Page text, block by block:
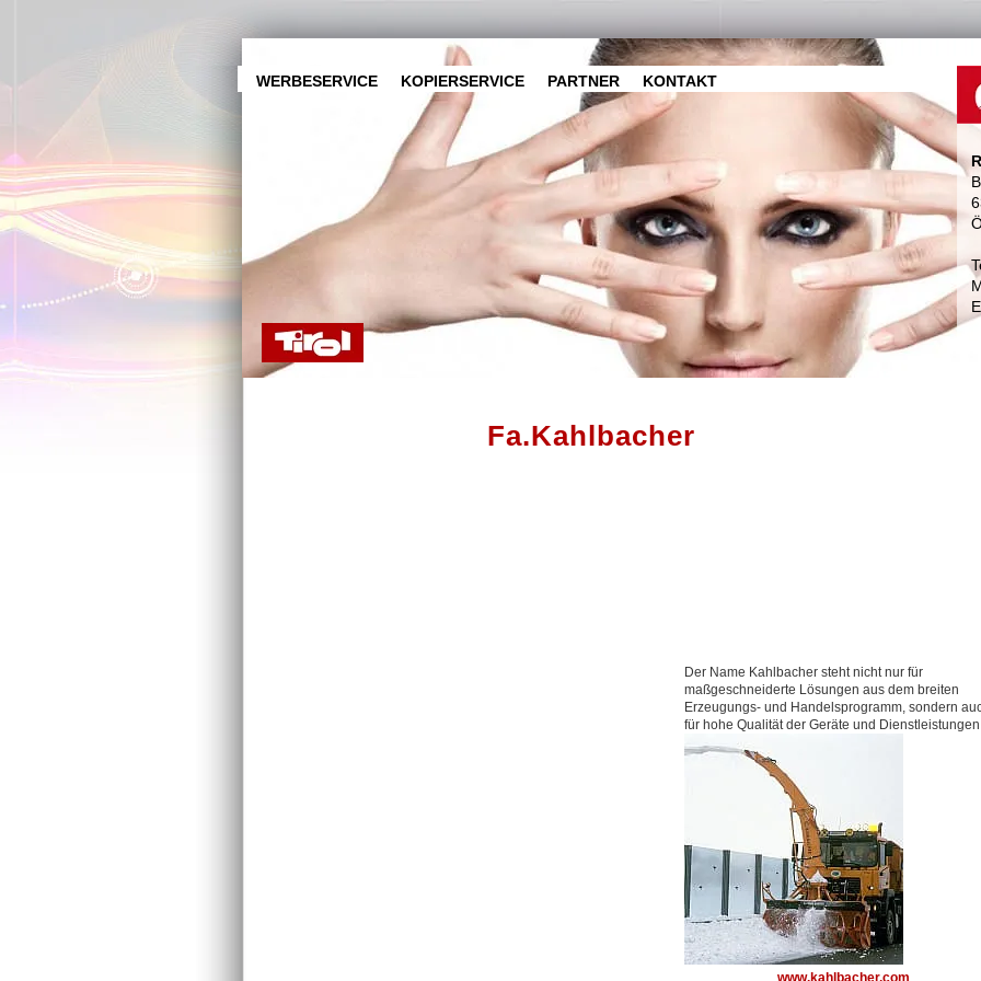
WERBESERVICE KOPIERSERVICE PARTNER KONTAKT
Fa.Kahlbacher
Der Name Kahlbacher steht nicht nur für
maßgeschneiderte Lösungen aus dem breiten
Erzeugungs- und Handelsprogramm, sondern
für hohe Qualität der Geräte und
www.kahlbacher.com